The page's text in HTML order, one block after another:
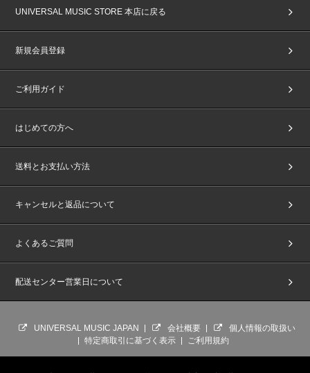
UNIVERSAL MUSIC STORE 本店に戻る
新規会員登録
ご利用ガイド
はじめての方へ
送料とお支払い方法
キャンセルと返品について
よくあるご質問
配送センター営業日について
UNIVERSAL MUSIC JAPAN 会社概要
個人情報の取扱い
特定商取引に基づく表示
ご利用規約